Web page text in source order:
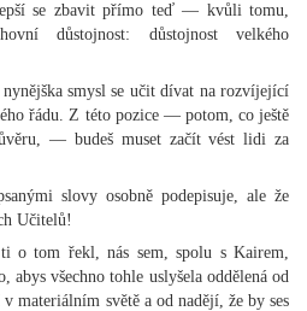
se zbavit přímo teď — kvůli tomu,
důstojnost: důstojnost velkého
smysl se učit dívat na rozvíjející
řádu. Z této pozice — potom, co ještě
— budeš muset začít vést lidi za
slovy osobně podepisuje, ale že
Učitelů!
o tom řekl, nás sem, spolu s Kairem,
všechno tohle uslyšela oddělená od
materiálním světě a od nadějí, že by ses